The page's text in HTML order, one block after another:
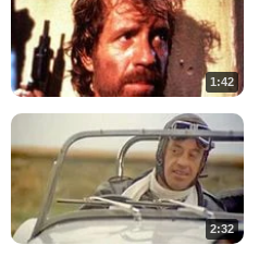
1:42
2:32